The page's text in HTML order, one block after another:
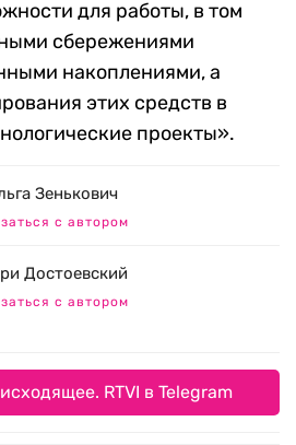
для работы, в том
сбережениями
накоплениями, а
этих средств в
проекты».
Зенькович
с автором
Достоевский
с автором
RTVI в Telegram